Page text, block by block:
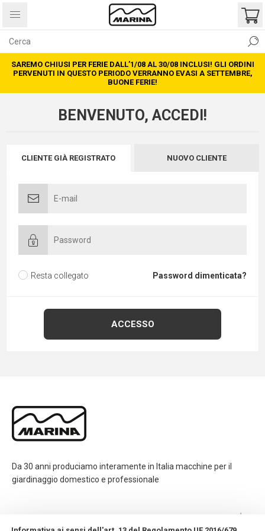
SAREMO CHIUSI PER FERIE DALL’1/08 AL 30/08 INCLUSI! GLI ORDINI
PERVENUTI IN QUESTO PERIODO VERRANNO EVASI A SETTEMBRE,
BUONE FERIE!
BENVENUTO, ACCEDI!
CLIENTE GIÀ REGISTRATO NUOVO CLIENTE
Resta collegato Password dimenticata?
Da 30 anni produciamo interamente in Italia macchine per il
giardinaggio domestico e professionale